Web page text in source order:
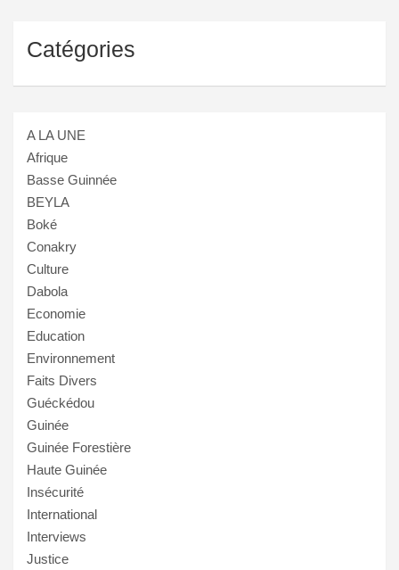
Catégories
A LA UNE
Afrique
Basse Guinnée
BEYLA
Boké
Conakry
Culture
Dabola
Economie
Education
Environnement
Faits Divers
Guéckédou
Guinée
Guinée Forestière
Haute Guinée
Insécurité
International
Interviews
Justice